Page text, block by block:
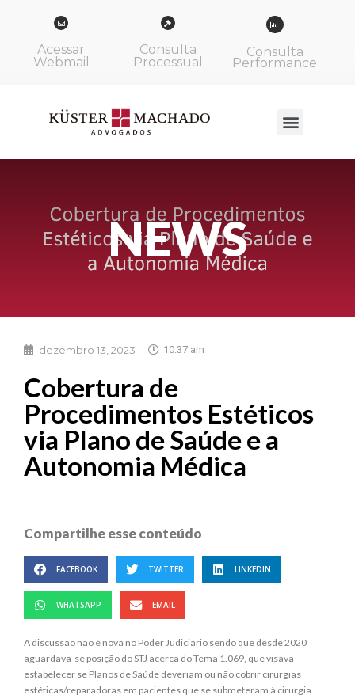
Acessar
Webmail
Consulta
Processual
Consulta
Performance
NEWS
dezembro 13, 2023 10:37 am
Cobertura de
Procedimentos Estéticos
via Plano de Saúde e a
Autonomia Médica
Compartilhe esse conteúdo
FACEBOOK TWITTER LINKEDIN
WHATSAPP EMAIL
A discussão não é nova no Poder Judiciário sendo que desde 2020
aguardava-se posição do STJ acerca do Tema 1.069, que visava
estabelecer se Planos de Saúde deveriam ou não cobrir cirurgias
estéticas/reparadoras em pacientes que se submeteram à cirurgia